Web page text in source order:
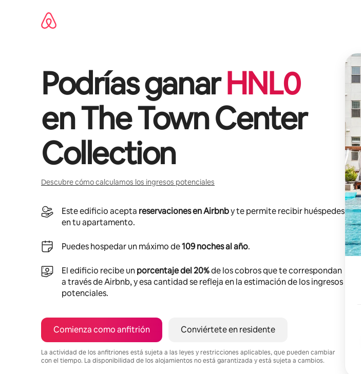
Podrías ganarHNL0
enThe Town Center
Collection
Descubre cómo calculamos los ingresos potenciales
Este edificio acepta reservaciones en Airbnby te permite recibir huéspedes
en tu apartamento.
Puedes hospedar un máximo de109 noches al año.
El edificio recibe unporcentaje del 20%de los cobros que te correspondan
a través de Airbnb, y esa cantidad se refleja en la estimación de los ingresos
potenciales.
Comienza como anfitrión Conviértete en residente
La actividad de los anfitriones está sujeta a las leyes y restricciones aplicables, que pueden cambiar
con el tiempo. La disponibilidad de los alojamientos no está garantizada y está sujeta a cambios.